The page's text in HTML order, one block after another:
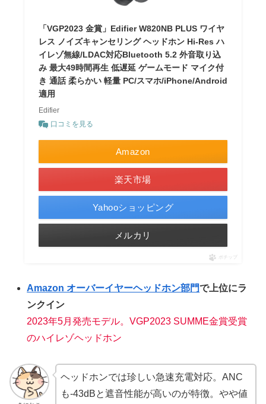
「VGP2023 金賞」Edifier W820NB PLUS ワイヤ
レス ノイズキャンセリング ヘッドホン Hi-Res ハ
イレゾ無線/LDAC対応Bluetooth 5.2 外音取り込
み 最大49時間再生 低遅延 ゲームモード マイク付
き 通話 柔らかい 軽量 PC/スマホ/iPhone/Android
適用
Edifier
口コミを見る
Amazon
楽天市場
Yahooショッピング
メルカリ
ポチップ
Amazon オーバーイヤーヘッドホン部門で上位にラ
ンクイン
2023年5月発売モデル。VGP2023 SUMME金賞受賞
のハイレゾヘッドホン
ヘッドホンでは珍しい急速充電対応。ANC
も-43dBと遮音性能が高いのが特徴。やや値